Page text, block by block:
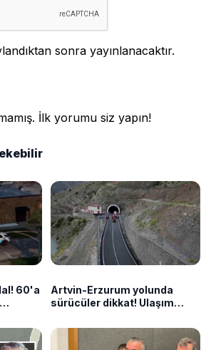
sonra yayınlanacaktır.
İlk yorumu siz yapın!
60'a
Artvin-Erzurum yolunda
sürücüler dikkat! Ulaşım